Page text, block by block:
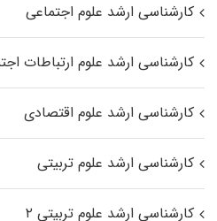
کارشناسی ارشد علوم اجتماعی
کارشناسی ارشد علوم ارتباطات
کارشناسی ارشد علوم اقتصادی
کارشناسی ارشد علوم تربیتی
کارشناسی ارشد علوم تربیتی ۲